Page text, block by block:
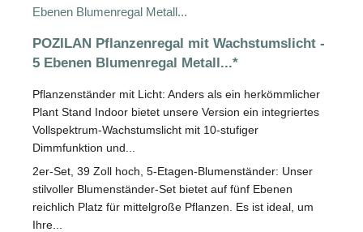
POZILAN Pflanzenregal mit Wachstumslicht -
5 Ebenen Blumenregal Metall...*
Pflanzenständer mit Licht: Anders als ein herkömmlicher
Plant Stand Indoor bietet unsere Version ein integriertes
Vollspektrum-Wachstumslicht mit 10-stufiger
Dimmfunktion und...
2er-Set, 39 Zoll hoch, 5-Etagen-Blumenständer: Unser
stilvoller Blumenständer-Set bietet auf fünf Ebenen
reichlich Platz für mittelgroße Pflanzen. Es ist ideal, um
Ihre...